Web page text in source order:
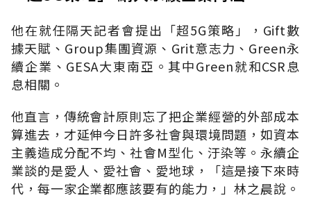
他在就任隔天記者會提出「超5G策略」，Gift數
據天賦、Group集團資源、Grit意志力、Green永
續企業、GESA大東南亞。其中Green就和CSR息
息相關。
他直言，傳統會計原則忘了把企業經營的外部成本
算進去，才延伸今日許多社會與環境問題，如資本
主義造成分配不均、社會M型化、汙染等。永續企
業談的是愛人、愛社會、愛地球，「這是接下來時
代，每一家企業都應該要有的能力，」林之晨說。